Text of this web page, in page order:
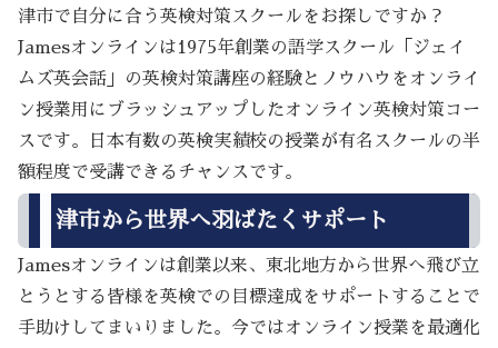
津市で自分に合う英検対策スクールをお探しですか？
Jamesオンラインは1975年創業の語学スクール「ジェイ
ムズ英会話」の英検対策講座の経験とノウハウをオンライ
ン授業用にブラッシュアップしたオンライン英検対策コー
スです。日本有数の英検実績校の授業が有名スクールの半
額程度で受講できるチャンスです。
津市から世界へ羽ばたくサポート
Jamesオンラインは創業以来、東北地方から世界へ飛び立
とうとする皆様を英検での目標達成をサポートすることで
手助けしてまいりました。今ではオンライン授業を最適化